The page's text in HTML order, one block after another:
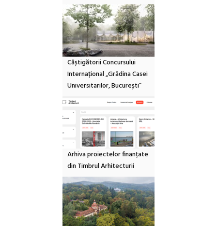
Câștigătorii Concursului
Internațional „Grădina Casei
Universitarilor, București”
Arhiva proiectelor finanțate
din Timbrul Arhitecturii